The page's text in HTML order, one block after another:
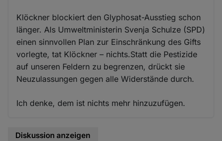
Klöckner blockiert den Glyphosat-Ausstieg schon
länger. Als Umweltministerin Svenja Schulze (SPD)
einen sinnvollen Plan zur Einschränkung des Gifts
vorlegte, tat Klöckner – nichts.Statt die Pestizide
auf unseren Feldern zu begrenzen, drückt sie
Neuzulassungen gegen alle Widerstände durch.
Ich denke, dem ist nichts mehr hinzuzufügen.
Diskussion anzeigen